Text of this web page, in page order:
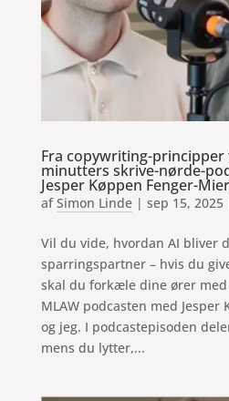
Fra copywriting-
minutters skrive-nørde-
Jesper Køppen Fenger-
afSimon Linde| sep 15, 2025
Vil du vide, hvordan AI bliver
sparringspartner – hvis du
skal du forkæle dine ører
MLAW podcasten med Jesper
og jeg. I podcastepisoden
mens du lytter,...